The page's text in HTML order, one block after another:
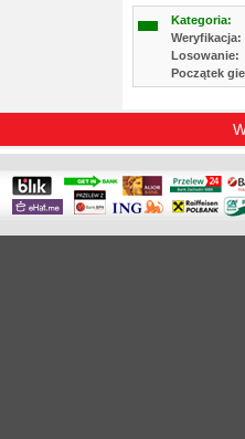
Kategoria:
Weryfikacja:
Losowanie:
Początek